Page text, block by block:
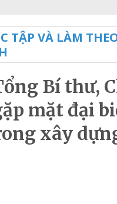
TẬP VÀ LÀM
Bí thư,
mặt đại
xây